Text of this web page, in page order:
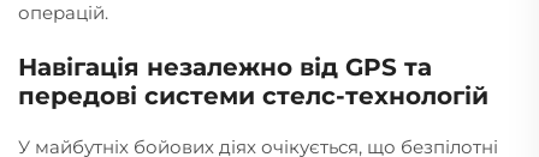
операцій.
Навігація незалежно від GPS та
передові системи стелс-технологій
У майбутніх бойових діях очікується, що безпілотні